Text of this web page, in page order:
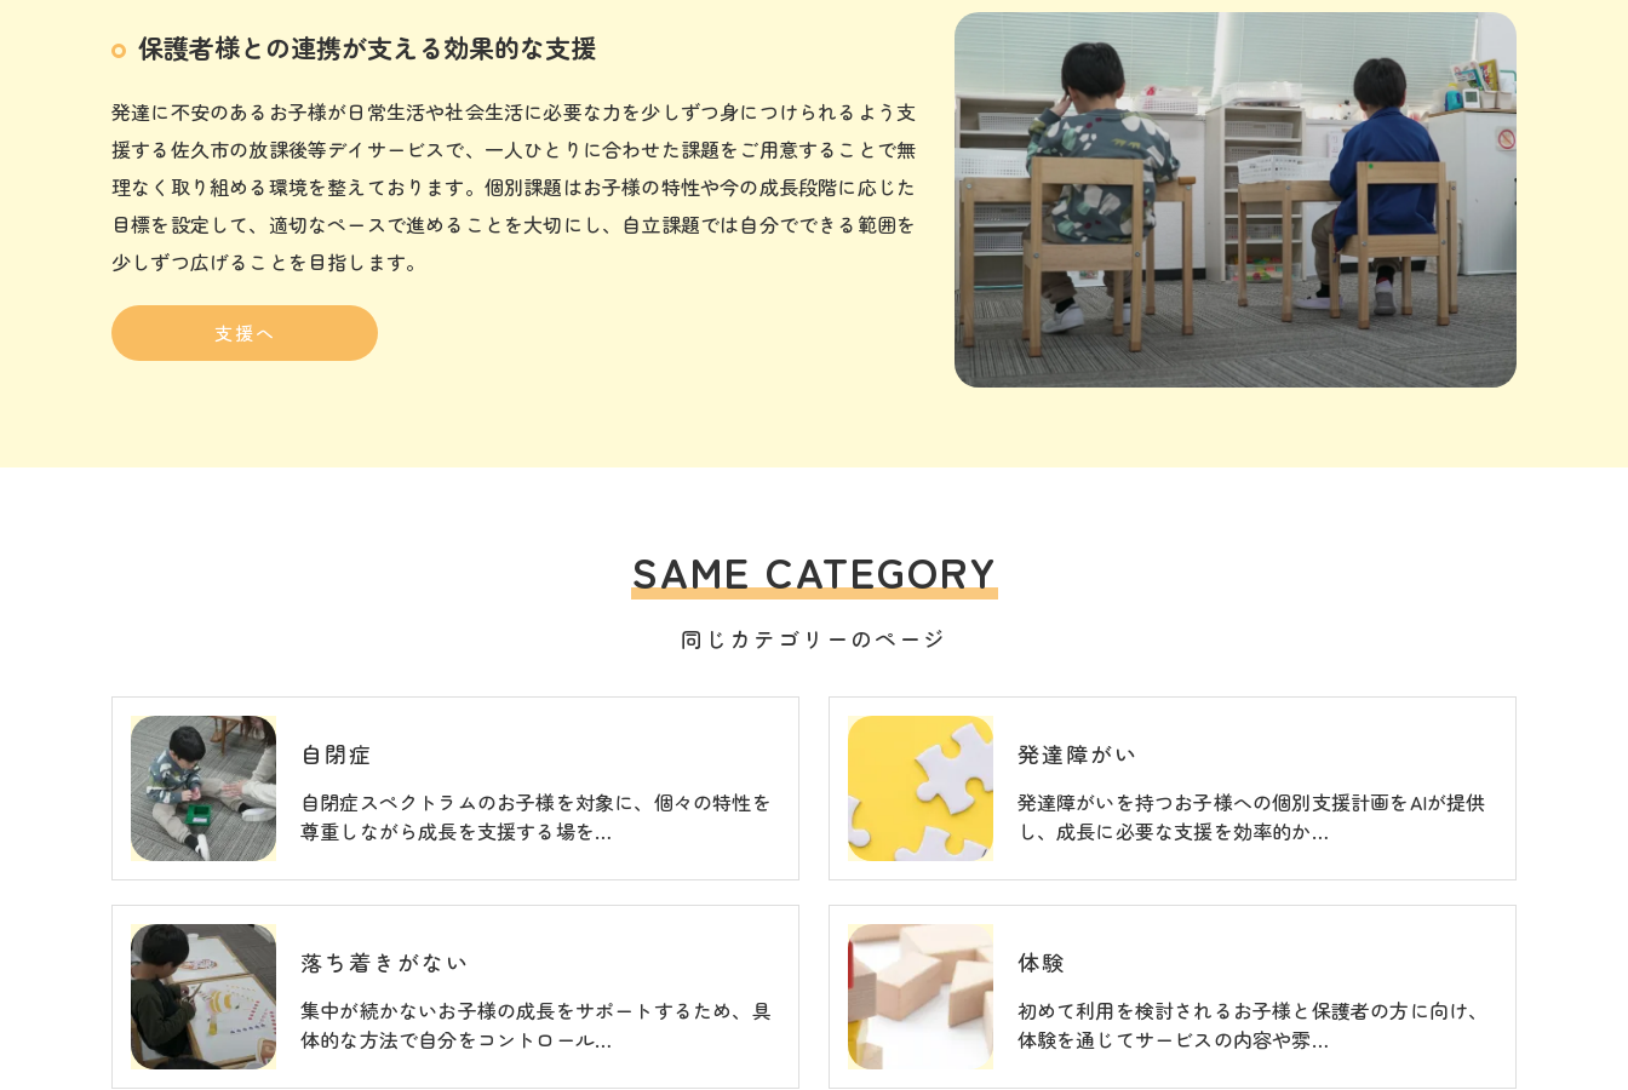
保護者様との連携が支える効果的な支援
発達に不安のあるお子様が日常生活や社会生活に必要な力を少しずつ身につけられるよう支
援する佐久市の放課後等デイサービスで、一人ひとりに合わせた課題をご用意することで無
理なく取り組める環境を整えております。個別課題はお子様の特性や今の成長段階に応じた
目標を設定して、適切なペースで進めることを大切にし、自立課題では自分でできる範囲を
少しずつ広げることを目指します。
支援へ
同じカテゴリーのページ
SAME CATEGORY
自閉症
自閉症スペクトラムのお子様を対象に、個々の特性を
尊重しながら成長を支援する場を…
発達障がい
発達障がいを持つお子様への個別支援計画をAIが提供
し、成長に必要な支援を効率的か…
落ち着きがない
集中が続かないお子様の成長をサポートするため、具
体的な方法で自分をコントロール…
体験
初めて利用を検討されるお子様と保護者の方に向け、
体験を通じてサービスの内容や雰…